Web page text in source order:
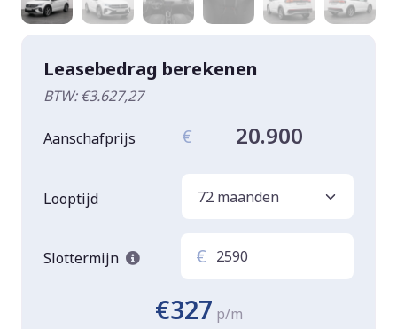
Leasebedrag berekenen
BTW: €3.627,27
Aanschafprijs € 20.900
Looptijd
Slottermijn €
€327 p/m